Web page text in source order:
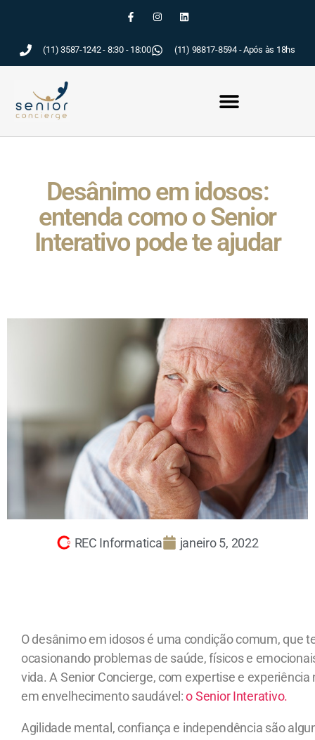
(11) 3587-1242 - 8:30 - 18:00 (11) 98817-8594 - Após às 18hs
Desânimo em idosos:
entenda como o Senior
Interativo pode te ajudar
REC Informatica janeiro 5, 2022
O desânimo em idosos é uma condição comum, que
ocasionando problemas de saúde, físicos e
vida. A Senior Concierge, com expertise e
em envelhecimento saudável:o Senior Interativo.
Agilidade mental, confiança e independência são